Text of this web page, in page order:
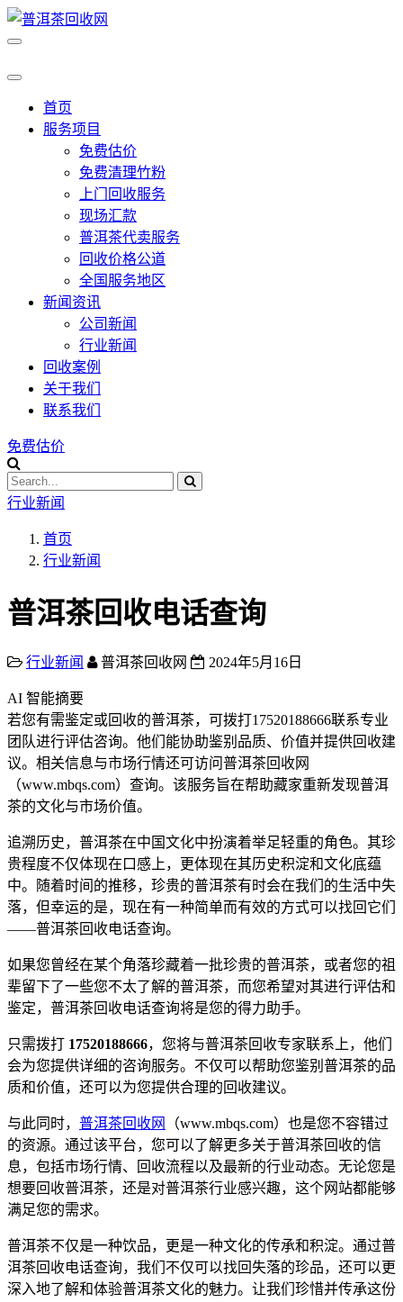
首页
服务项目
免费估价
免费清理竹粉
上门回收服务
现场汇款
普洱茶代卖服务
回收价格公道
全国服务地区
新闻资讯
公司新闻
行业新闻
回收案例
关于我们
联系我们
免费估价
行业新闻
首页
行业新闻
普洱茶回收电话查询
行业新闻 普洱茶回收网 2024年5月16日
AI 智能摘要
若您有需鉴定或回收的普洱茶，可拨打17520188666联系专业
团队进行评估咨询。他们能协助鉴别品质、价值并提供回收建
议。相关信息与市场行情还可访问普洱茶回收网
（www.mbqs.com）查询。该服务旨在帮助藏家重新发现普洱
茶的文化与市场价值。
追溯历史，普洱茶在中国文化中扮演着举足轻重的角色。其珍
贵程度不仅体现在口感上，更体现在其历史积淀和文化底蕴
中。随着时间的推移，珍贵的普洱茶有时会在我们的生活中失
落，但幸运的是，现在有一种简单而有效的方式可以找回它们
——普洱茶回收电话查询。
如果您曾经在某个角落珍藏着一批珍贵的普洱茶，或者您的祖
辈留下了一些您不太了解的普洱茶，而您希望对其进行评估和
鉴定， 普洱茶回收电话查询将是您的得力助手。
只需拨打 17520188666，您将与普洱茶回收专家联系上，他们
会为您提供详细的咨询服务。不仅可以帮助您鉴别普洱茶的品
质和价值，还可以为您提供合理的回收建议。
与此同时， 普洱茶回收网
（www.mbqs.com）也是您不容错过
的资源。通过该平台，您可以了解更多关于普洱茶回收的信
息，包括市场行情、回收流程以及最新的行业动态。无论您是
想要回收普洱茶，还是对普洱茶行业感兴趣，这个网站都能够
满足您的需求。
普洱茶不仅是一种饮品，更是一种文化的传承和积淀。通过普
洱茶回收电话查询，我们不仅可以找回失落的珍品，还可以更
深入地了解和体验普洱茶文化的魅力。让我们珍惜并传承这份